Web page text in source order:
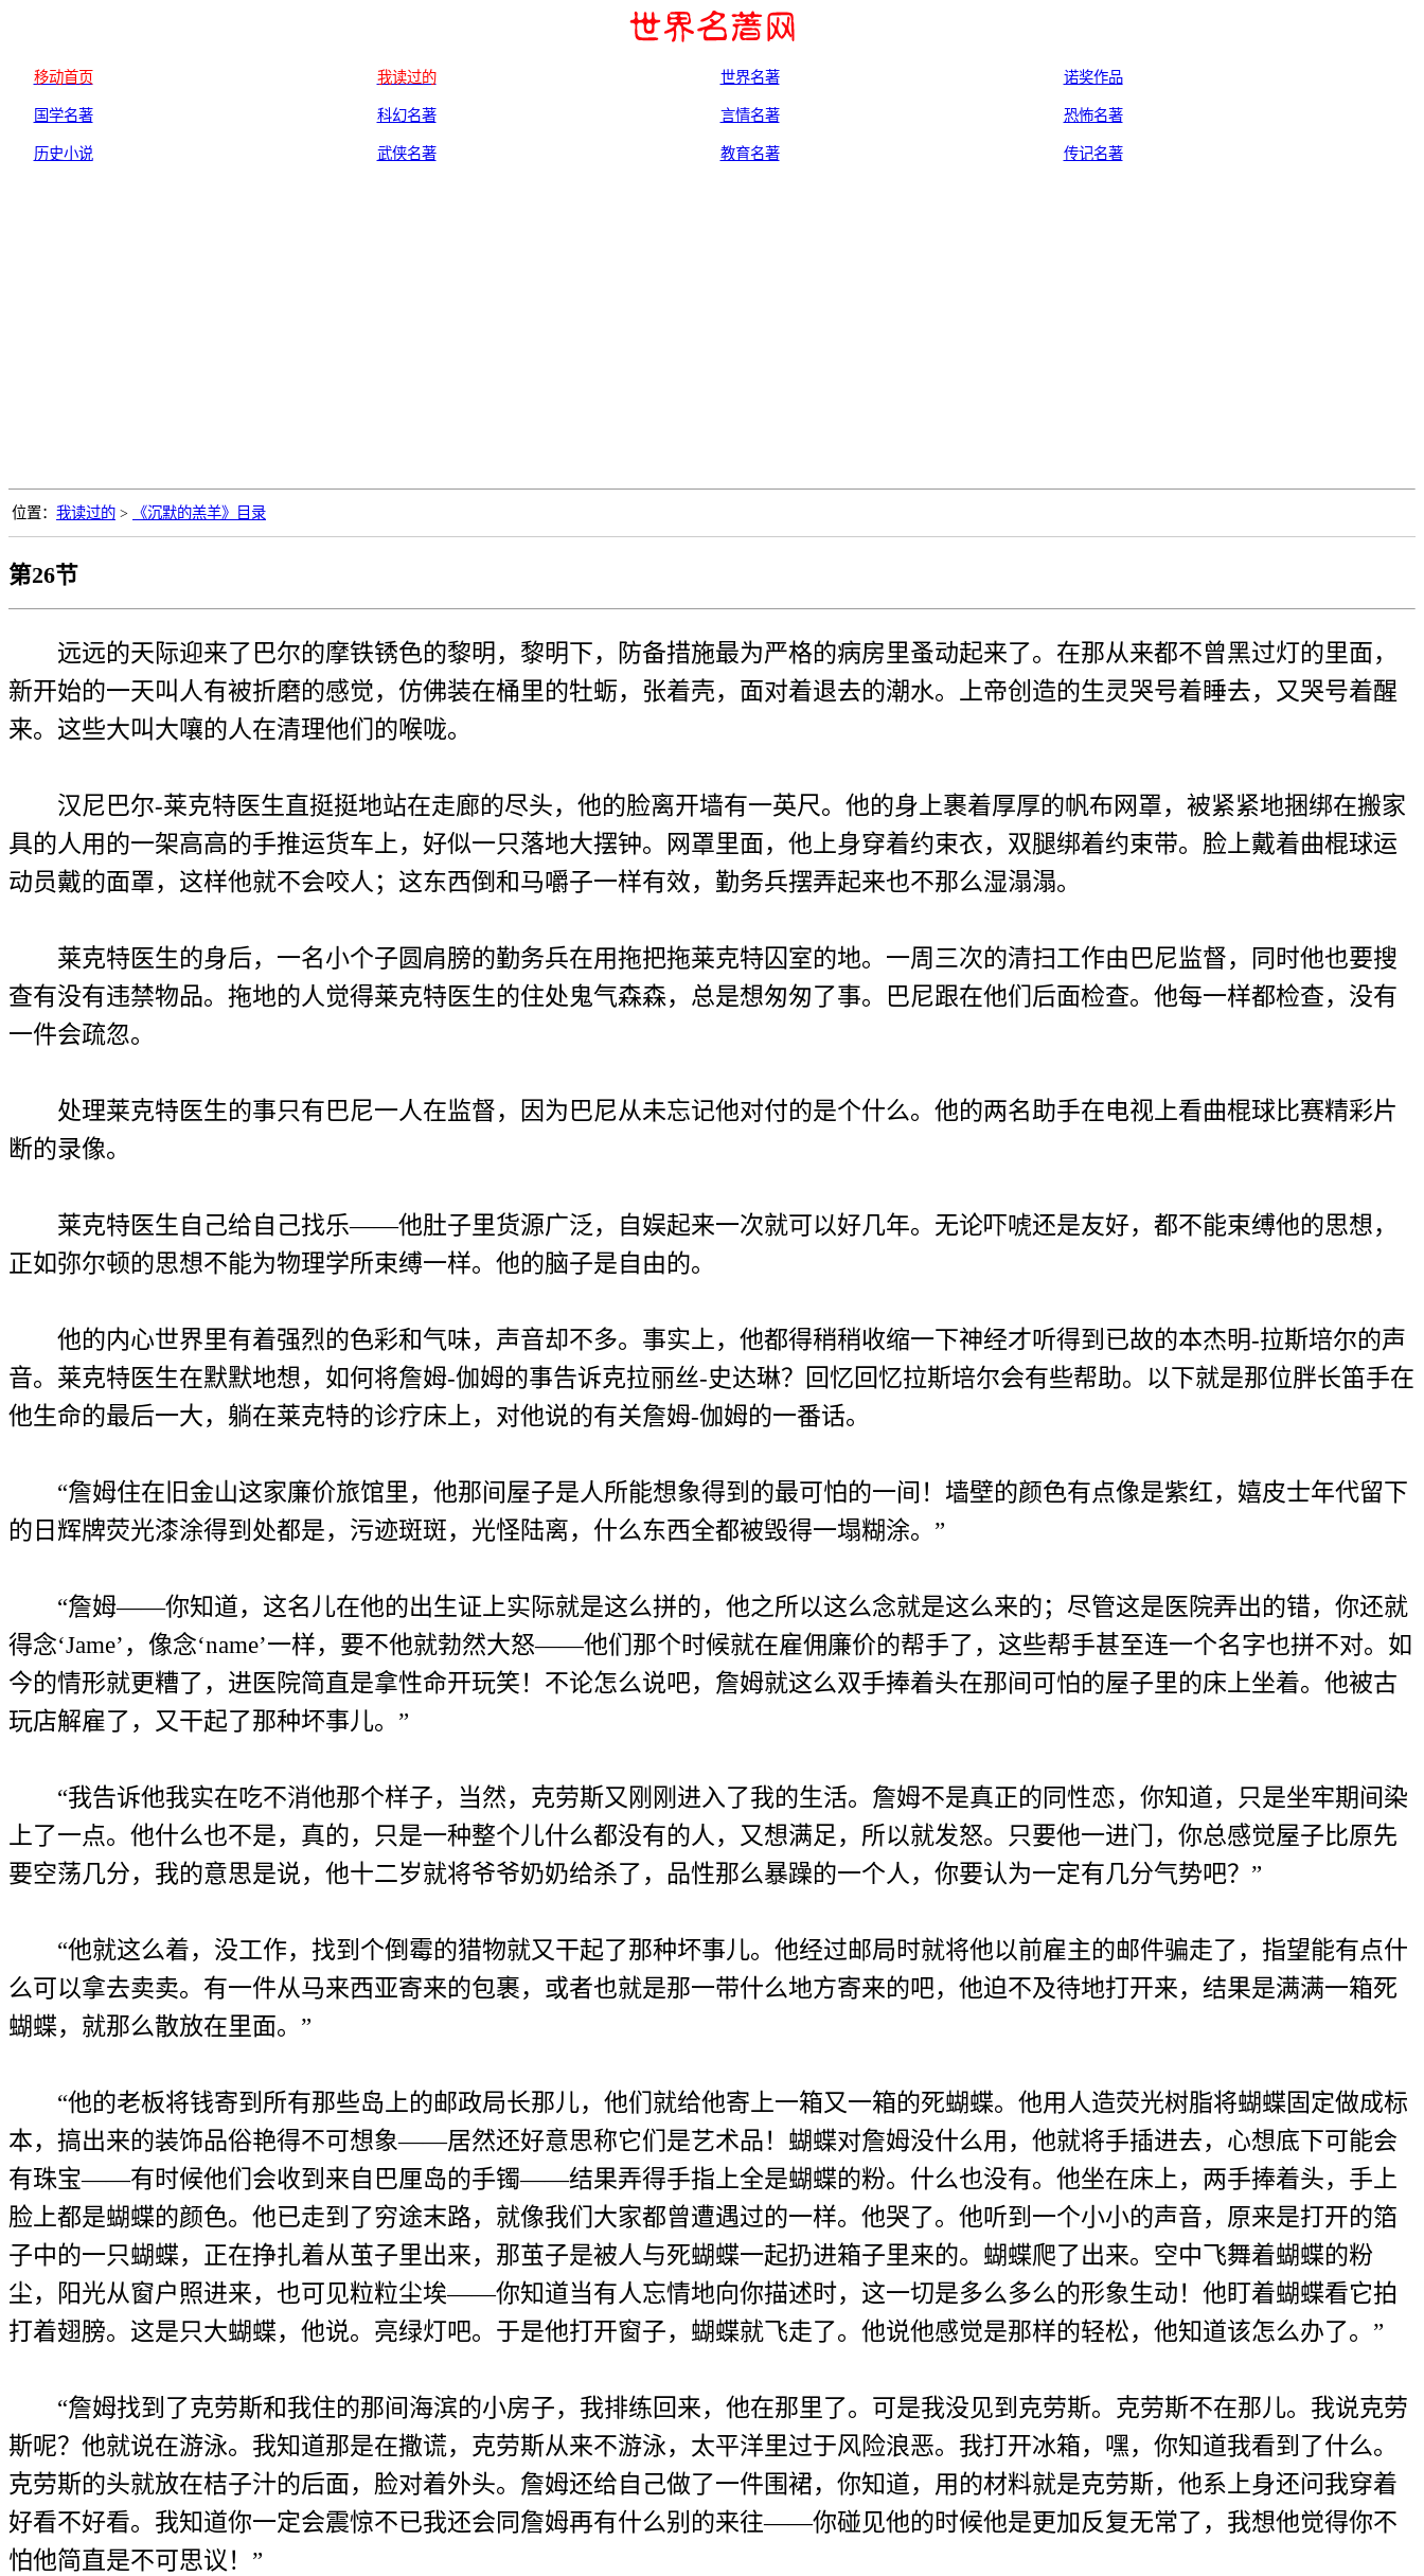
移动首页 我读过的 世界名著 诺奖作品
国学名著 科幻名著 言情名著 恐怖名著
历史小说 武侠名著 教育名著 传记名著
位置： 我读过的 > 《沉默的羔羊》目录
第26节
远远的天际迎来了巴尔的摩铁锈色的黎明，黎明下，防备措施最为严格的病房里蚤动起来了。在那从来都不曾黑过灯的里面，
新开始的一天叫人有被折磨的感觉，仿佛装在桶里的牡蛎，张着壳，面对着退去的潮水。上帝创造的生灵哭号着睡去，又哭号着醒
来。这些大叫大嚷的人在清理他们的喉咙。
汉尼巴尔-莱克特医生直挺挺地站在走廊的尽头，他的脸离开墙有一英尺。他的身上裹着厚厚的帆布网罩，被紧紧地捆绑在搬家
具的人用的一架高高的手推运货车上，好似一只落地大摆钟。网罩里面，他上身穿着约束衣，双腿绑着约束带。脸上戴着曲棍球运
动员戴的面罩，这样他就不会咬人；这东西倒和马嚼子一样有效，勤务兵摆弄起来也不那么湿溻溻。
莱克特医生的身后，一名小个子圆肩膀的勤务兵在用拖把拖莱克特囚室的地。一周三次的清扫工作由巴尼监督，同时他也要搜
查有没有违禁物品。拖地的人觉得莱克特医生的住处鬼气森森，总是想匆匆了事。巴尼跟在他们后面检查。他每一样都检查，没有
一件会疏忽。
处理莱克特医生的事只有巴尼一人在监督，因为巴尼从未忘记他对付的是个什么。他的两名助手在电视上看曲棍球比赛精彩片
断的录像。
莱克特医生自己给自己找乐——他肚子里货源广泛，自娱起来一次就可以好几年。无论吓唬还是友好，都不能束缚他的思想，
正如弥尔顿的思想不能为物理学所束缚一样。他的脑子是自由的。
他的内心世界里有着强烈的色彩和气味，声音却不多。事实上，他都得稍稍收缩一下神经才听得到已故的本杰明-拉斯培尔的声
音。莱克特医生在默默地想，如何将詹姆-伽姆的事告诉克拉丽丝-史达琳？回忆回忆拉斯培尔会有些帮助。以下就是那位胖长笛手在
他生命的最后一大，躺在莱克特的诊疗床上，对他说的有关詹姆-伽姆的一番话。
“詹姆住在旧金山这家廉价旅馆里，他那间屋子是人所能想象得到的最可怕的一间！墙壁的颜色有点像是紫红，嬉皮士年代留下
的日辉牌荧光漆涂得到处都是，污迹斑斑，光怪陆离，什么东西全都被毁得一塌糊涂。”
“詹姆——你知道，这名儿在他的出生证上实际就是这么拼的，他之所以这么念就是这么来的；尽管这是医院弄出的错，你还就
得念‘Jame’，像念‘name’一样，要不他就勃然大怒——他们那个时候就在雇佣廉价的帮手了，这些帮手甚至连一个名字也拼不对。如
今的情形就更糟了，进医院简直是拿性命开玩笑！不论怎么说吧，詹姆就这么双手捧着头在那间可怕的屋子里的床上坐着。他被古
玩店解雇了，又干起了那种坏事儿。”
“我告诉他我实在吃不消他那个样子，当然，克劳斯又刚刚进入了我的生活。詹姆不是真正的同性恋，你知道，只是坐牢期间染
上了一点。他什么也不是，真的，只是一种整个儿什么都没有的人，又想满足，所以就发怒。只要他一进门，你总感觉屋子比原先
要空荡几分，我的意思是说，他十二岁就将爷爷奶奶给杀了，品性那么暴躁的一个人，你要认为一定有几分气势吧？”
“他就这么着，没工作，找到个倒霉的猎物就又干起了那种坏事儿。他经过邮局时就将他以前雇主的邮件骗走了，指望能有点什
么可以拿去卖卖。有一件从马来西亚寄来的包裹，或者也就是那一带什么地方寄来的吧，他迫不及待地打开来，结果是满满一箱死
蝴蝶，就那么散放在里面。”
“他的老板将钱寄到所有那些岛上的邮政局长那儿，他们就给他寄上一箱又一箱的死蝴蝶。他用人造荧光树脂将蝴蝶固定做成标
本，搞出来的装饰品俗艳得不可想象——居然还好意思称它们是艺术品！蝴蝶对詹姆没什么用，他就将手插进去，心想底下可能会
有珠宝——有时候他们会收到来自巴厘岛的手镯——结果弄得手指上全是蝴蝶的粉。什么也没有。他坐在床上，两手捧着头，手上
脸上都是蝴蝶的颜色。他已走到了穷途末路，就像我们大家都曾遭遇过的一样。他哭了。他听到一个小小的声音，原来是打开的箔
子中的一只蝴蝶，正在挣扎着从茧子里出来，那茧子是被人与死蝴蝶一起扔进箱子里来的。蝴蝶爬了出来。空中飞舞着蝴蝶的粉
尘，阳光从窗户照进来，也可见粒粒尘埃——你知道当有人忘情地向你描述时，这一切是多么多么的形象生动！他盯着蝴蝶看它拍
打着翅膀。这是只大蝴蝶，他说。亮绿灯吧。于是他打开窗子，蝴蝶就飞走了。他说他感觉是那样的轻松，他知道该怎么办了。”
“詹姆找到了克劳斯和我住的那间海滨的小房子，我排练回来，他在那里了。可是我没见到克劳斯。克劳斯不在那儿。我说克劳
斯呢？他就说在游泳。我知道那是在撒谎，克劳斯从来不游泳，太平洋里过于风险浪恶。我打开冰箱，嘿，你知道我看到了什么。
克劳斯的头就放在桔子汁的后面，脸对着外头。詹姆还给自己做了一件围裙，你知道，用的材料就是克劳斯，他系上身还问我穿着
好看不好看。我知道你一定会震惊不已我还会同詹姆再有什么别的来往——你碰见他的时候他是更加反复无常了，我想他觉得你不
怕他简直是不可思议！”